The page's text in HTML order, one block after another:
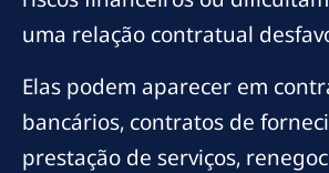
uma relação contratual
Elas podem aparecer em
bancários, contratos de
prestação de serviços,